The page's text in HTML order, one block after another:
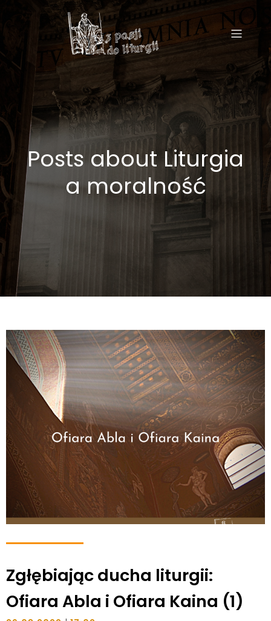
Posts about Liturgia
a moralność
Zgłębiając ducha liturgii:
Ofiara Abla i Ofiara Kaina (1)